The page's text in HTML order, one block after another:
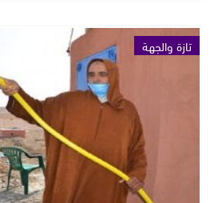
تازة والجهة